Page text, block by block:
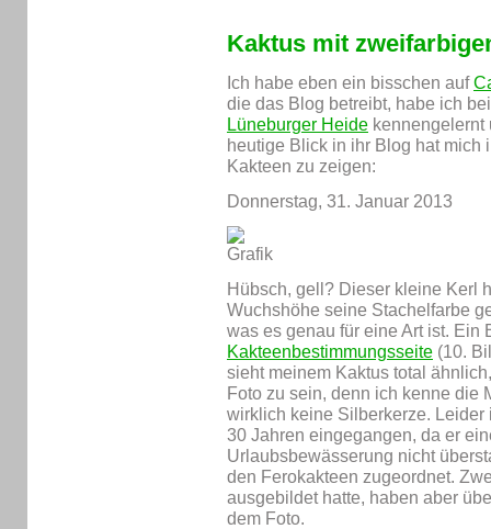
Kaktus mit
Ich habe eben ein bisschen auf
die das Blog betreibt, habe ich
Lüneburger Heide kennengelernt
heutige Blick in ihr Blog hat mich
Kakteen zu zeigen:
Donnerstag, 31. Januar 2013
Hübsch, gell? Dieser kleine Kerl
Wuchshöhe seine Stachelfarbe
was es genau für eine Art ist. Ein
Kakteenbestimmungsseite (10.
sieht meinem Kaktus total
Foto zu sein, denn ich kenne die
wirklich keine Silberkerze. Leider
30 Jahren eingegangen, da er
Urlaubsbewässerung nicht
den Ferokakteen zugeordnet.
ausgebildet hatte, haben aber
dem Foto.